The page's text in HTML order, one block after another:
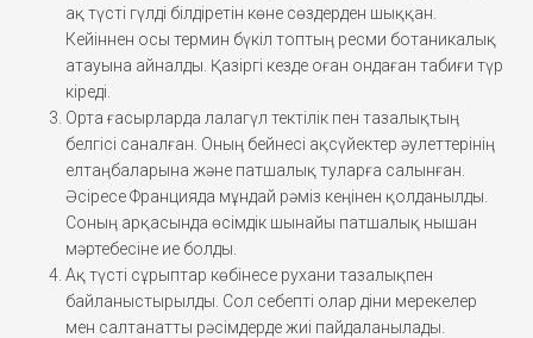
ақ түсті гүлді білдіретін көне сөздерден шыққан.
Кейіннен осы термин бүкіл топтың ресми ботаникалық
атауына айналды. Қазіргі кезде оған ондаған табиғи түр
кіреді.
Орта ғасырларда лалагүл тектілік пен тазалықтың
белгісі саналған. Оның бейнесі ақсүйектер әулеттерінің
елтаңбаларына және патшалық туларға салынған.
Әсіресе Францияда мұндай рәміз кеңінен қолданылды.
Соның арқасында өсімдік шынайы патшалық нышан
мәртебесіне ие болды.
Ақ түсті сұрыптар көбінесе рухани тазалықпен
байланыстырылды. Сол себепті олар діни мерекелер
мен салтанатты рәсімдерде жиі пайдаланылады.